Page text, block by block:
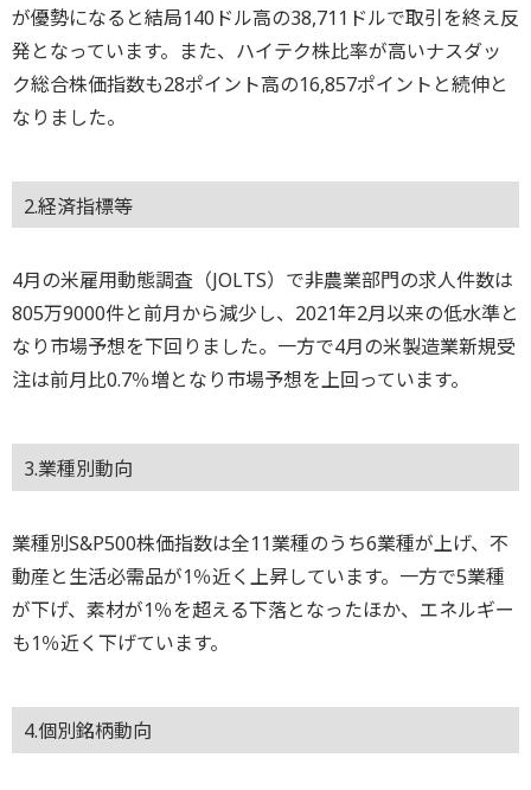
が優勢になると結局140ドル高の38,711ドルで取引を終え反
発となっています。また、ハイテク株比率が高いナスダッ
ク総合株価指数も28ポイント高の16,857ポイントと続伸と
なりました。
2.経済指標等
4月の米雇用動態調査（JOLTS）で非農業部門の求人件数は
805万9000件と前月から減少し、2021年2月以来の低水準と
なり市場予想を下回りました。一方で4月の米製造業新規受
注は前月比0.7％増となり市場予想を上回っています。
3.業種別動向
業種別S&P500株価指数は全11業種のうち6業種が上げ、不
動産と生活必需品が1％近く上昇しています。一方で5業種
が下げ、素材が1％を超える下落となったほか、エネルギー
も1％近く下げています。
4.個別銘柄動向